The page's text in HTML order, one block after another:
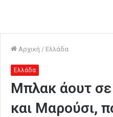
Αρχική / Ελλάδα
Ελλάδα
Μπλακ άουτ
και Μαρούσι,